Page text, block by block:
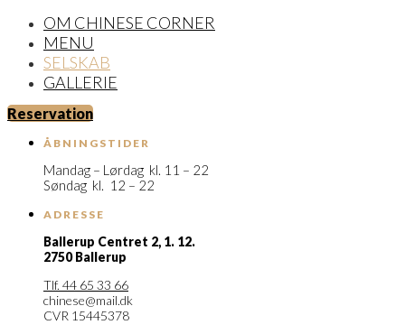
OM CHINESE CORNER
MENU
SELSKAB
GALLERIE
Reservation
ÅBNINGSTIDER
Mandag – Lørdag kl. 11 – 22
Søndag kl. 12 – 22
ADRESSE
Ballerup Centret 2, 1. 12.
2750 Ballerup
Tlf. 44 65 33 66
chinese@mail.dk
CVR 15445378